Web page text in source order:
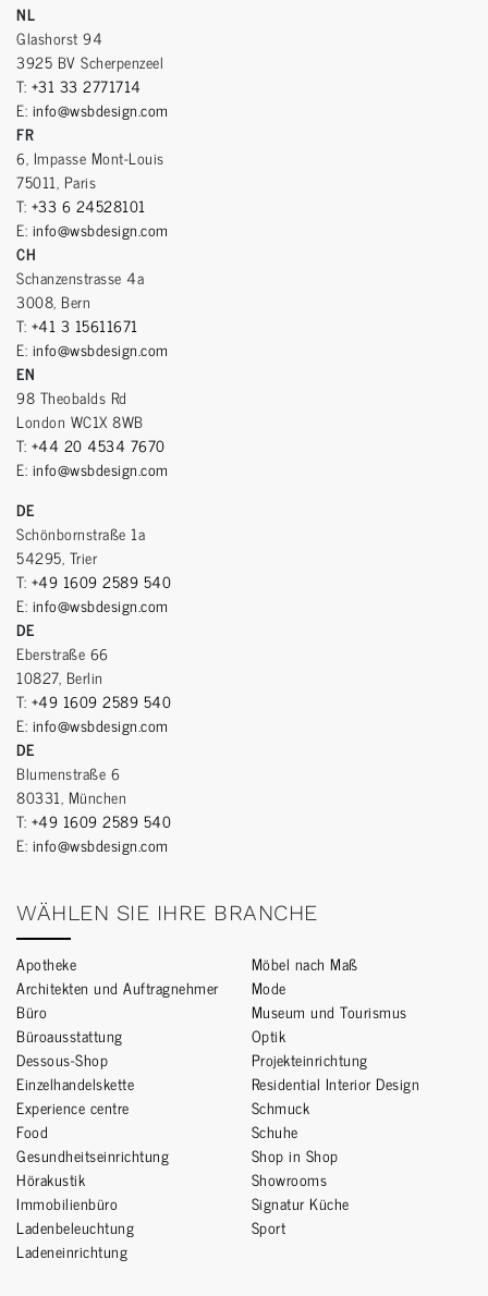
NL
Glashorst 94
3925 BV Scherpenzeel
T: +31 33 2771714
E: info@wsbdesign.com
FR
6, Impasse Mont-Louis
75011, Paris
T: +33 6 24528101
E: info@wsbdesign.com
CH
Schanzenstrasse 4a
3008, Bern
T: +41 3 15611671
E: info@wsbdesign.com
EN
98 Theobalds Rd
London WC1X 8WB
T: +44 20 4534 7670
E: info@wsbdesign.com
DE
Schönbornstraße 1a
54295, Trier
T: +49 1609 2589 540
E: info@wsbdesign.com
DE
Eberstraße 66
10827, Berlin
T: +49 1609 2589 540
E: info@wsbdesign.com
DE
Blumenstraße 6
80331, München
T: +49 1609 2589 540
E: info@wsbdesign.com
WÄHLEN SIE IHRE BRANCHE
Apotheke
Architekten und Auftragnehmer
Büro
Büroausstattung
Dessous-Shop
Einzelhandelskette
Experience centre
Food
Gesundheitseinrichtung
Hörakustik
Immobilienbüro
Ladenbeleuchtung
Ladeneinrichtung
Möbel nach Maß
Mode
Museum und Tourismus
Optik
Projekteinrichtung
Residential Interior Design
Schmuck
Schuhe
Shop in Shop
Showrooms
Signatur Küche
Sport